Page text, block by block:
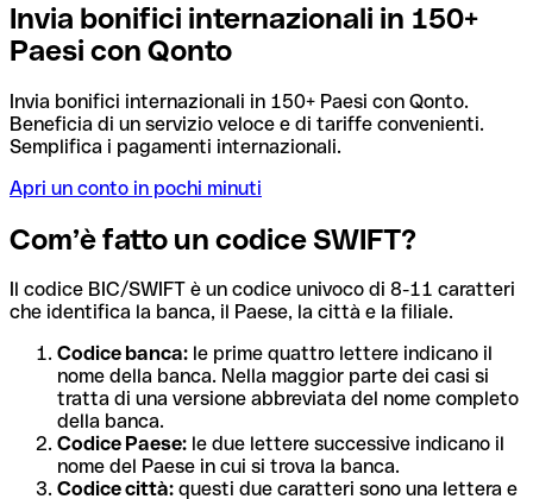
Invia bonifici internazionali in 150+
Paesi con Qonto
Invia bonifici internazionali in 150+ Paesi con Qonto.
Beneficia di un servizio veloce e di tariffe convenienti.
Semplifica i pagamenti internazionali.
Apri un conto in pochi minuti
Com’è fatto un codice SWIFT?
Il codice BIC/SWIFT è un codice univoco di 8-11 caratteri
che identifica la banca, il Paese, la città e la filiale.
Codice banca: le prime quattro lettere indicano il
nome della banca. Nella maggior parte dei casi si
tratta di una versione abbreviata del nome completo
della banca.
Codice Paese: le due lettere successive indicano il
nome del Paese in cui si trova la banca.
Codice città: questi due caratteri sono una lettera e